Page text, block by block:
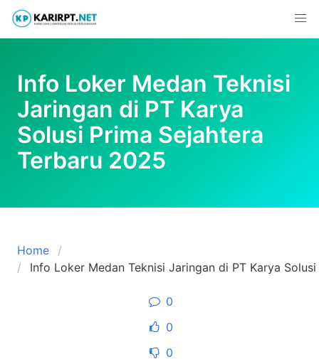
Skip
content
Info Loker Medan Teknisi
Jaringan di PT Karya
Solusi Prima Sejahtera
Terbaru 2025
Home
Info Loker Medan Teknisi Jaringan di PT Karya
0
0
0